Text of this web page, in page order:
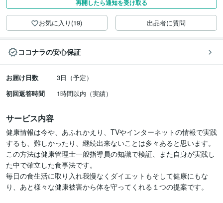
再開したら通知を受け取る
お気に入り(19) 出品者に質問
ココナラの安心保証
お届け日数
3日（予定）
初回返答時間
1時間以内（実績）
サービス内容
健康情報は今や、あふれかえり、TVやインターネットの情報で実践
するも、難しかったり、継続出来ないことは多々あると思います。
この方法は健康管理士一般指導員の知識で検証、また自身が実践し
た中で確立した食事法です。
毎日の食生活に取り入れ我慢なくダイエットもそして健康にもな
り、あと様々な健康被害から体を守ってくれる１つの提案です。